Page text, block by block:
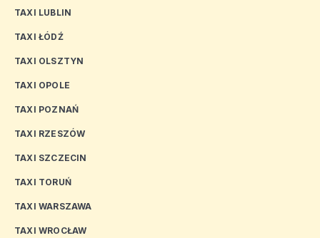
TAXI LUBLIN
TAXI ŁÓDŹ
TAXI OLSZTYN
TAXI OPOLE
TAXI POZNAŃ
TAXI RZESZÓW
TAXI SZCZECIN
TAXI TORUŃ
TAXI WARSZAWA
TAXI WROCŁAW